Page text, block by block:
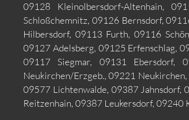
09128 Kleinolbersdorf-Altenhain,
Schloßchemnitz, 09126 Bernsdorf,
Hilbersdorf, 09113 Furth, 09116
09127 Adelsberg, 09125 Erfenschlag,
09117 Siegmar, 09131 Ebersdorf,
Neukirchen/Erzgeb., 09221
09577 Lichtenwalde, 09387
Reitzenhain, 09387 Leukersdorf, 09240